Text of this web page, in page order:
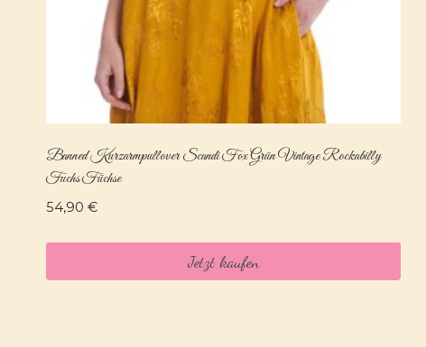
Banned Kurzarmpullover Scandi Fox Grün Vintage Rockabilly
Fuchs Füchse
54,90 €
Jetzt kaufen